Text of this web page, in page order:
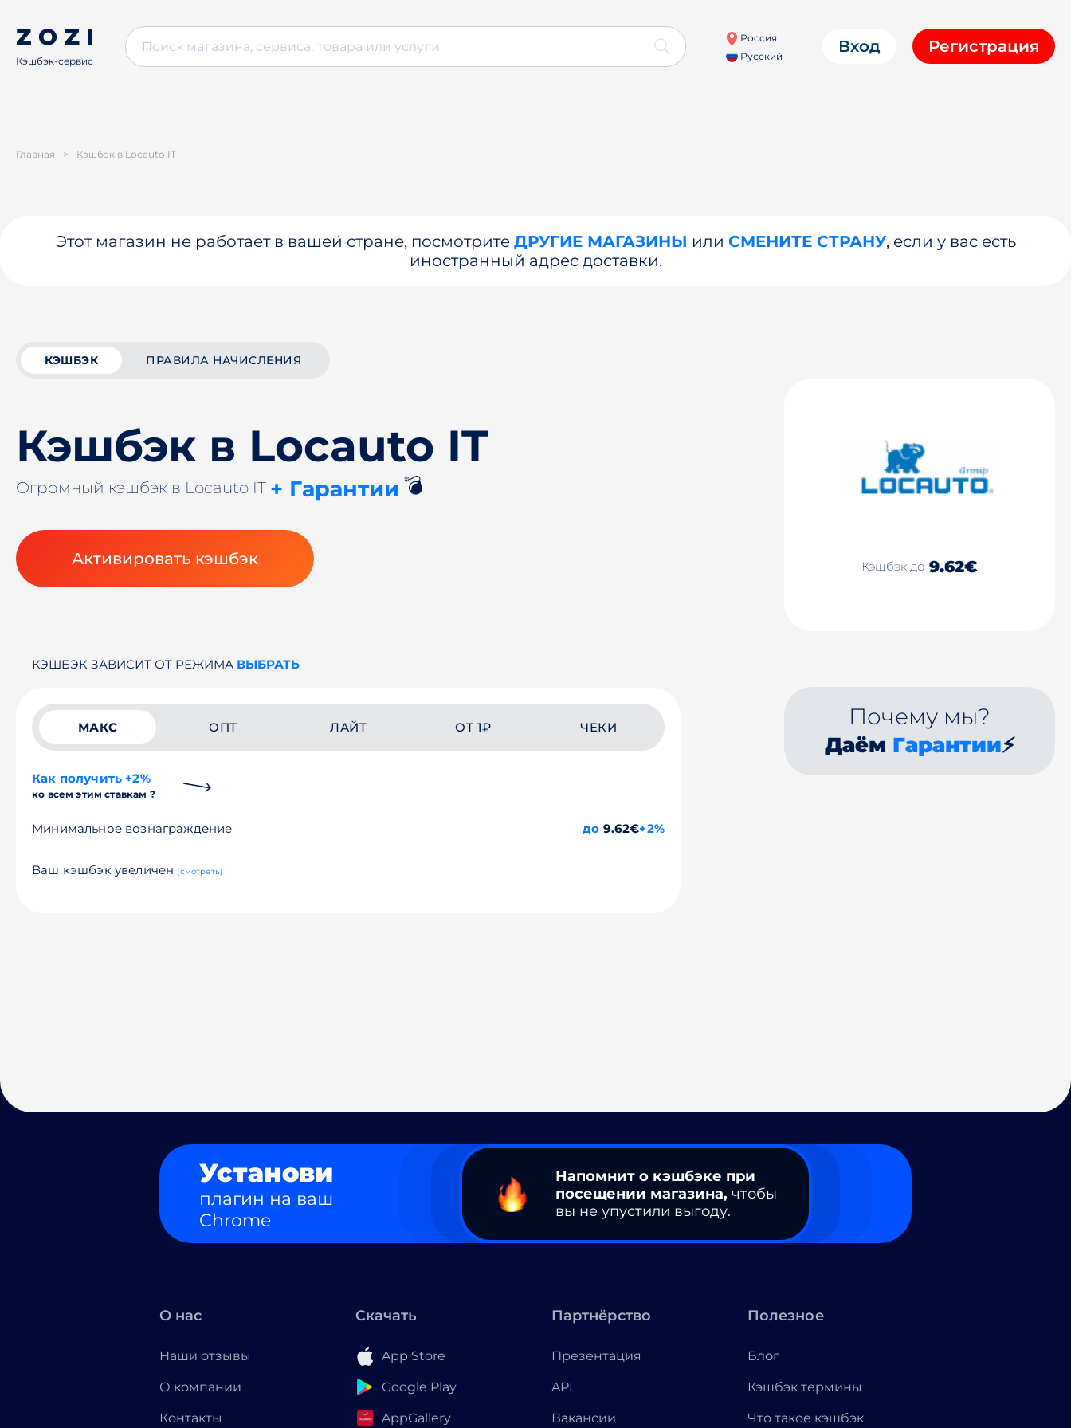
Кэшбэк-сервис
Россия
Русский
Вход Регистрация
Главная > Кэшбэк в Locauto IT
Этот магазин не работает в вашей стране, посмотрите ДРУГИЕ МАГАЗИНЫ или СМЕНИТЕ СТРАНУ, если у вас есть
иностранный адрес доставки.
КЭШБЭК ПРАВИЛА НАЧИСЛЕНИЯ
Кэшбэк в Locauto IT
Огромный кэшбэк в Locauto IT + Гарантии 💣
Активировать кэшбэк Кэшбэк до 9.62€
КЭШБЭК ЗАВИСИТ ОТ РЕЖИМА ВЫБРАТЬ
МАКС ОПТ ЛАЙТ ОТ 1₽ ЧЕКИ
Как получить +2%
ко всем этим ставкам ?
Минимальное вознаграждение до 9.62€+2%
Ваш кэшбэк увеличен (смотреть)
Почему мы?
Даём Гарантии⚡
Установи
плагин на ваш
Chrome
Напомнит о кэшбэке при
посещении магазина, чтобы
вы не упустили выгоду.
О нас
Наши отзывы
О компании
Контакты
Скачать
App Store
Google Play
AppGallery
Партнёрство
Презентация
API
Вакансии
Полезное
Блог
Кэшбэк термины
Что такое кэшбэк